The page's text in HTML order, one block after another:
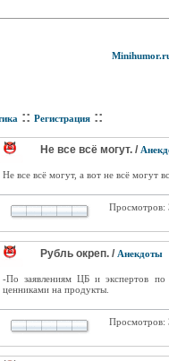
:: Регистрация ::
Не все всё могут. /
Не все всё могут, а вот не всё могут
Просмотров:
Рубль окреп. / Анекдоты
-По заявлениям ЦБ и экспертов
ценниками на продукты.
Просмотров: